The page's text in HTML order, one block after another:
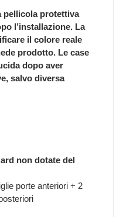
pellicola protettiva
l’installazione. La
il colore reale
prodotto. Le case
dopo aver
salvo diversa
non dotate del
porte anteriori + 2